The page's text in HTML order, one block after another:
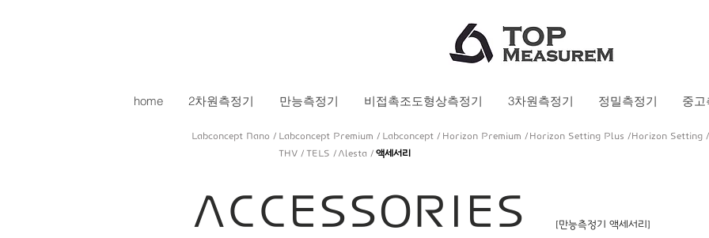
Labconcept Nano / Labconcept Premium / Labconcept /
THV / TELS / Alesta / 액세서리
Horizon Premium / Horizon Setting Plus /Horizon Setting /
ACCESSORIES [만능측정기 액세서리]
home 2차원측정기 만능측정기 비접촉조도형상측정기 3차원측정기 정밀측정기 중